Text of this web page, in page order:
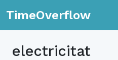
TimeOverflow
electricitat